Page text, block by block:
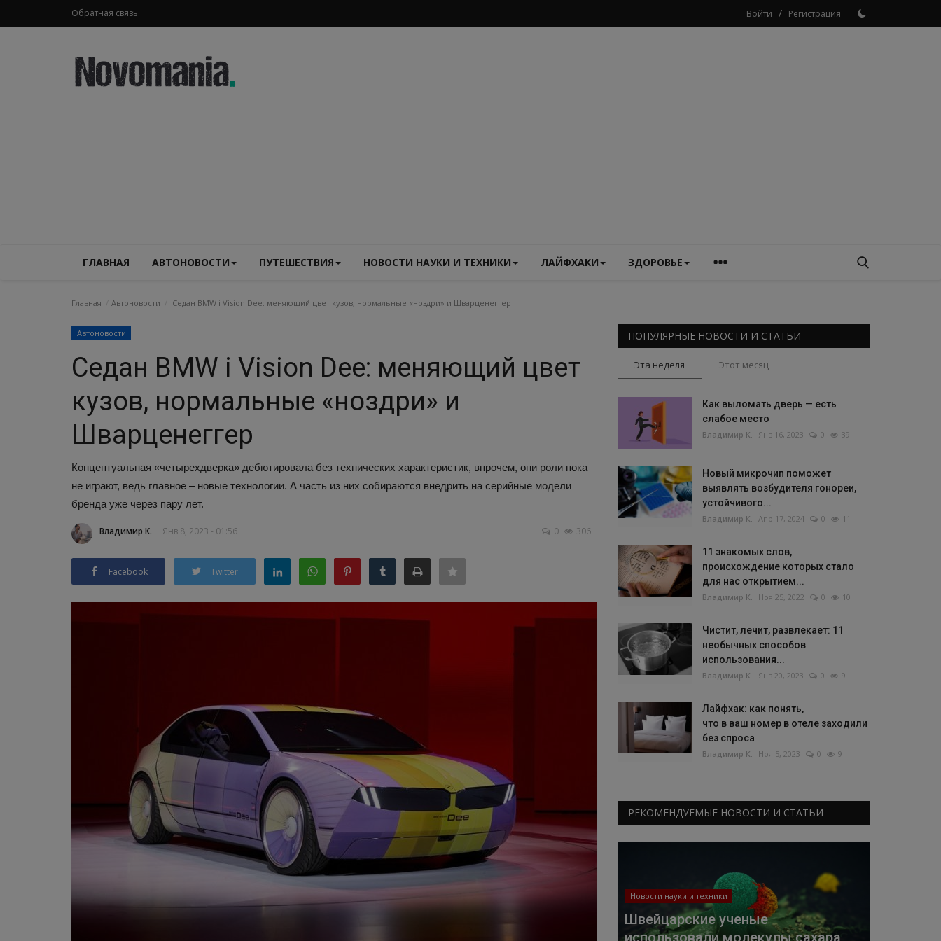
Обратная связь Войти / Регистрация
ГЛАВНАЯ АВТОНОВОСТИ ПУТЕШЕСТВИЯ НОВОСТИ НАУКИ И ТЕХНИКИ ЛАЙФХАКИ ЗДОРОВЬЕ
Главная Автоновости Седан BMW i Vision Dee: меняющий цвет кузов, нормальные «ноздри» и Шварценеггер
Автоновости
Седан BMW i Vision Dee: меняющий цвет
кузов, нормальные «ноздри» и
Шварценеггер
Концептуальная «четырехдверка» дебютировала без технических характеристик, впрочем, они роли пока
не играют, ведь главное – новые технологии. А часть из них собираются внедрить на серийные модели
бренда уже через пару лет.
Владимир К. Янв 8, 2023 - 01:56 0 306
Facebook Twitter
ПОПУЛЯРНЫЕ НОВОСТИ И СТАТЬИ
Эта неделя Этот месяц
Как выломать дверь — есть
слабое место
Владимир К. Янв 16, 2023 0 39
Новый микрочип поможет
выявлять возбудителя гонореи,
устойчивого...
Владимир К. Апр 17, 2024 0 11
11 знакомых слов,
происхождение которых стало
для нас открытием...
Владимир К. Ноя 25, 2022 0 10
Чистит, лечит, развлекает: 11
необычных способов
использования...
Владимир К. Янв 20, 2023 0 9
Лайфхак: как понять,
что в ваш номер в отеле заходили
без спроса
Владимир К. Ноя 5, 2023 0 9
РЕКОМЕНДУЕМЫЕ НОВОСТИ И СТАТЬИ
Новости науки и техники
Швейцарские ученые
использовали молекулы сахара